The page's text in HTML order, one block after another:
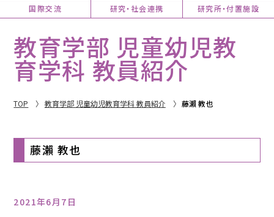
国際交流
研究・社会連携 研究所・付置施設
教育学部 児童幼児教
育学科 教員紹介
TOP 教育学部 児童幼児教育学科 教員紹介 藤瀨 教也
藤瀨 教也
2021年6月7日